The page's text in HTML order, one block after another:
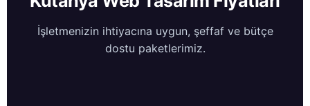
İşletmenizin ihtiyacına uygun, şeffaf ve bütçe
dostu paketlerimiz.